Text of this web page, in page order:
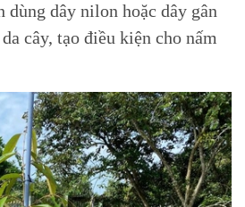
dùng dây nilon hoặc dây gân
cây, tạo điều kiện cho nấm